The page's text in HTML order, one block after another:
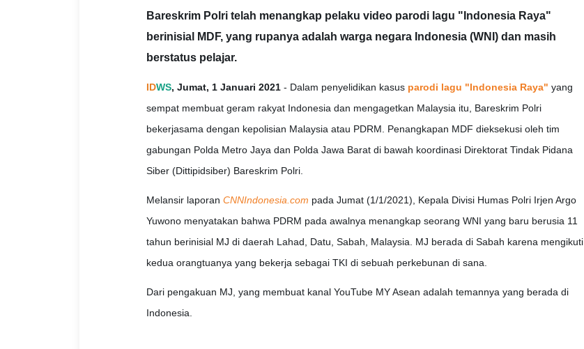
Bareskrim Polri telah menangkap pelaku video parodi lagu "Indonesia Raya"
berinisial MDF, yang rupanya adalah warga negara Indonesia (WNI) dan masih
berstatus pelajar.
IDWS, Jumat, 1 Januari 2021- Dalam penyelidikan kasus parodi lagu "Indonesia Raya" yang
sempat membuat geram rakyat Indonesia dan mengagetkan Malaysia itu, Bareskrim Polri
bekerjasama dengan kepolisian Malaysia atau PDRM. Penangkapan MDF dieksekusi oleh tim
gabungan Polda Metro Jaya dan Polda Jawa Barat di bawah koordinasi Direktorat Tindak Pidana
Siber (Dittipidsiber) Bareskrim Polri.
Melansir laporan CNNIndonesia.com pada Jumat (1/1/2021), Kepala Divisi Humas Polri Irjen Argo
Yuwono menyatakan bahwa PDRM pada awalnya menangkap seorang WNI yang baru berusia 11
tahun berinisial MJ di daerah Lahad, Datu, Sabah, Malaysia. MJ berada di Sabah karena mengikuti
kedua orangtuanya yang bekerja sebagai TKI di sebuah perkebunan di sana.
Dari pengakuan MJ, yang membuat kanal YouTube MY Asean adalah temannya yang berada di
Indonesia.